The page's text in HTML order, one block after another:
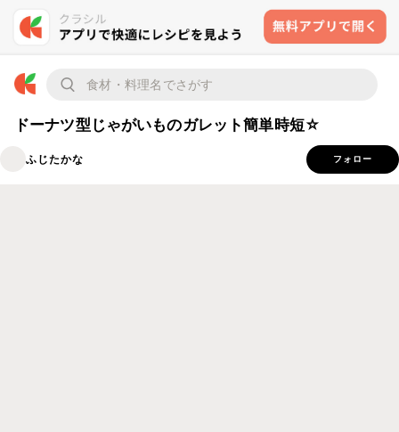
ドーナツ型じゃがいものガレット簡単時短☆
ふじたかな フォロー